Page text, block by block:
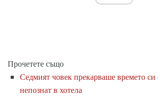
Прочетете също
Седмият човек прекарваше времето си
непознат в хотела